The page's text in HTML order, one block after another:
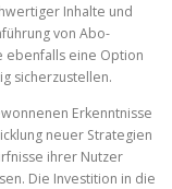
Inhalte und
von Abo-
ebenfalls eine Option
sicherzustellen.
Erkenntnisse
neuer Strategien
ihrer Nutzer
Die Investition in die